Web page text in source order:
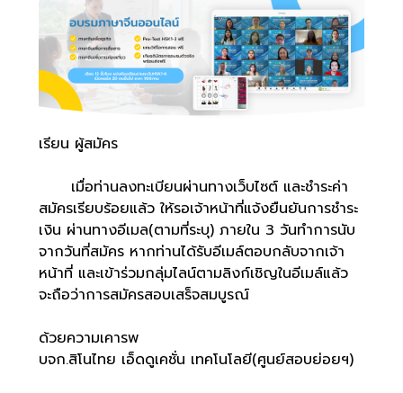
เรียน ผู้สมัคร
เมื่อท่านลงทะเบียนผ่านทางเว็บไซต์ และชำระค่า
สมัครเรียบร้อยแล้ว ให้รอเจ้าหน้าที่แจ้งยืนยันการชำระ
เงิน ผ่านทางอีเมล(ตามที่ระบุ) ภายใน 3 วันทำการนับ
จากวันที่สมัคร หากท่านได้รับอีเมล์ตอบกลับจากเจ้า
หน้าที่ และเข้าร่วมกลุ่มไลน์ตามลิงก์เชิญในอีเมล์แล้ว
จะถือว่าการสมัครสอบเสร็จสมบูรณ์
ด้วยความเคารพ
บจก.สิโนไทย เอ็ดดูเคชั่น เทคโนโลยี(ศูนย์สอบย่อยฯ)